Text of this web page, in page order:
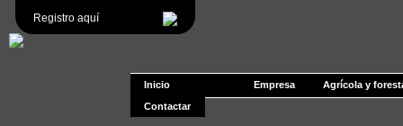
Registro aquí
Inicio Empresa
Agrícola y
Contactar